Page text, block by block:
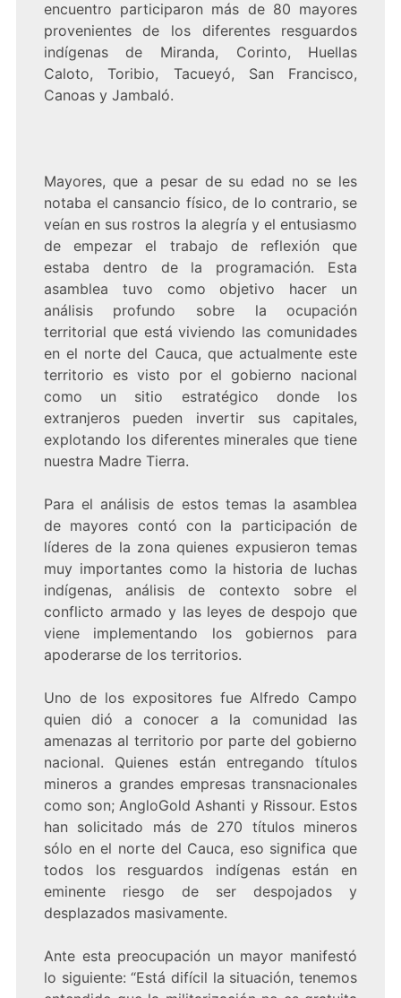
encuentro participaron más de 80 mayores
provenientes de los diferentes resguardos
indígenas de Miranda, Corinto, Huellas
Caloto, Toribio, Tacueyó, San Francisco,
Canoas y Jambaló.
Mayores, que a pesar de su edad no se les
notaba el cansancio físico, de lo contrario, se
veían en sus rostros la alegría y el entusiasmo
de empezar el trabajo de reflexión que
estaba dentro de la programación. Esta
asamblea tuvo como objetivo hacer un
análisis profundo sobre la ocupación
territorial que está viviendo las comunidades
en el norte del Cauca, que actualmente este
territorio es visto por el gobierno nacional
como un sitio estratégico donde los
extranjeros pueden invertir sus capitales,
explotando los diferentes minerales que tiene
nuestra Madre Tierra.
Para el análisis de estos temas la asamblea
de mayores contó con la participación de
líderes de la zona quienes expusieron temas
muy importantes como la historia de luchas
indígenas, análisis de contexto sobre el
conflicto armado y las leyes de despojo que
viene implementando los gobiernos para
apoderarse de los territorios.
Uno de los expositores fue Alfredo Campo
quien dió a conocer a la comunidad las
amenazas al territorio por parte del gobierno
nacional. Quienes están entregando títulos
mineros a grandes empresas transnacionales
como son; AngloGold Ashanti y Rissour. Estos
han solicitado más de 270 títulos mineros
sólo en el norte del Cauca, eso significa que
todos los resguardos indígenas están en
eminente riesgo de ser despojados y
desplazados masivamente.
Ante esta preocupación un mayor manifestó
lo siguiente: “Está difícil la situación, tenemos